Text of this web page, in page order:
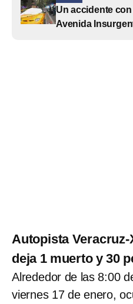
Un accidente
Avenida
Autopista
deja 1 muerto y 30
Alrededor de las 8:00
viernes 17 de enero,